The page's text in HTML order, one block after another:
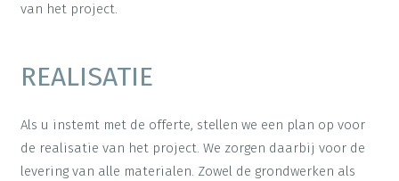
van het project.
REALISATIE
Als u instemt met de offerte, stellen we een plan op voor
de realisatie van het project. We zorgen daarbij voor de
levering van alle materialen. Zowel de grondwerken als